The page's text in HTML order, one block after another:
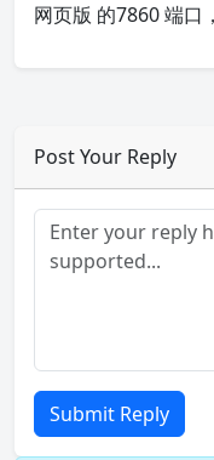
网页版 的7860 端口
Post Your Reply
Submit Reply